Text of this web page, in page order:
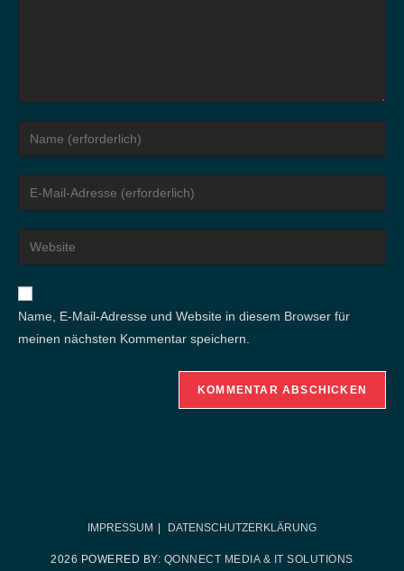
deinen
Namen
oder
zum
Kommentieren
ein
deine
E-
Mail-
zum
Kommentieren
ein
deine
Website-
Name, E-Mail-Adresse und Website in diesem Browser für
meinen nächsten Kommentar speichern.
IMPRESSUM DATENSCHUTZERKLÄRUNG
2026 POWERED BY: QONNECT MEDIA & IT SOLUTIONS